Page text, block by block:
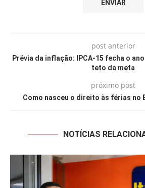
post anterior
Prévia da inflação: IPCA-15 fecha o
teto da meta
próximo post
Como nasceu o direito às férias no
NOTÍCIAS